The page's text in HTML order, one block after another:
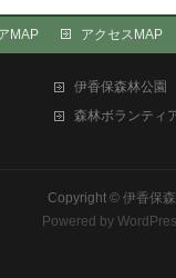
MAP アクセスMAP
伊香保森林公園
森林ボランティ
Copyright © 伊香保
Powered by